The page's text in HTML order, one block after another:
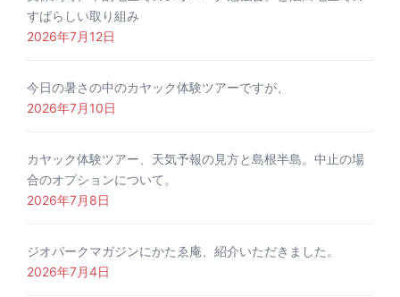
すばらしい取り組み
2026年7月12日
今日の暑さの中のカヤック体験ツアーですが、
2026年7月10日
カヤック体験ツアー、天気予報の見方と島根半島。中止の場
合のオプションについて。
2026年7月8日
ジオパークマガジンにかたゑ庵、紹介いただきました。
2026年7月4日